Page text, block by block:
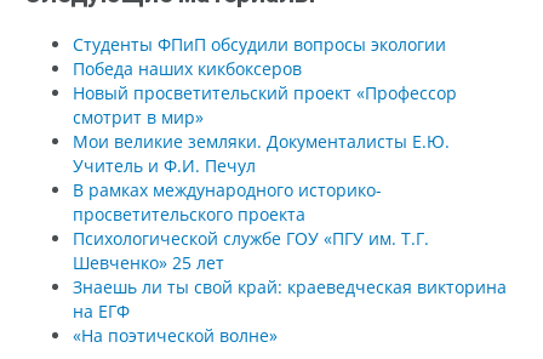
Студенты ФПиП обсудили вопросы экологии
Победа наших кикбоксеров
Новый просветительский проект «Профессор
смотрит в мир»
Мои великие земляки. Документалисты Е.Ю.
Учитель и Ф.И. Печул
В рамках международного историко-
просветительского проекта
Психологической службе ГОУ «ПГУ им. Т.Г.
Шевченко» 25 лет
Знаешь ли ты свой край: краеведческая викторина
на ЕГФ
«На поэтической волне»